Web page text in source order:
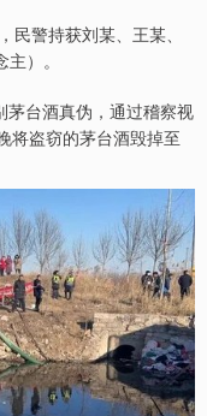
警持获刘某、王某、
）。
台酒真伪，通过稽察视
将盗窃的茅台酒毁掉至